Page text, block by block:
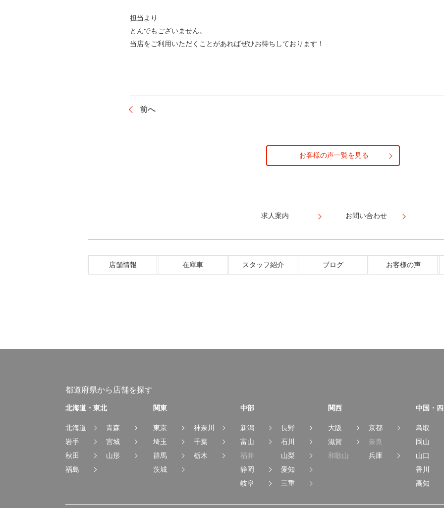
担当より
とんでもございません。
当店をご利用いただくことがあればぜひお待ちしております！
前へ
お客様の声一覧を見る
求人案内 お問い合わせ
店舗情報 在庫車 スタッフ紹介 ブログ お客様の声
都道府県から店舗を探す
北海道・東北
北海道
青森
岩手
宮城
秋田
山形
福島
関東
東京
神奈川
埼玉
千葉
群馬
栃木
茨城
中部
新潟
長野
富山
石川
福井
山梨
静岡
愛知
岐阜
三重
関西
大阪
京都
滋賀
奈良
和歌山
兵庫
中国・四
鳥取
岡山
山口
香川
高知